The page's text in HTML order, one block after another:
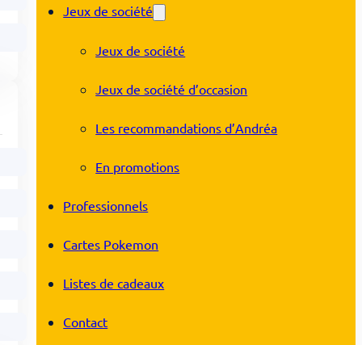
Jeux de société
Jeux de société
Jeux de société d’occasion
Les recommandations d’Andréa
En promotions
Professionnels
Cartes Pokemon
Listes de cadeaux
Contact